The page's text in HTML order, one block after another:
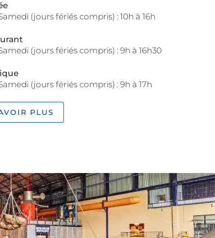
(jours fériés compris) : 10h à 16h
(jours fériés compris) : 9h à 16h30
(jours fériés compris) : 9h à 17h
PLUS